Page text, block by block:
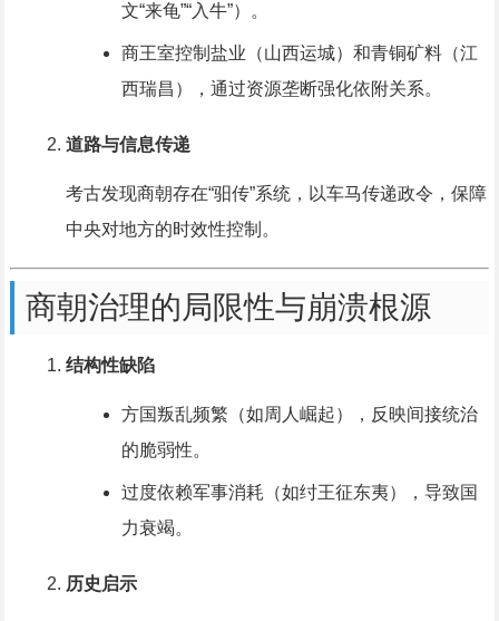
文“来龟”“入牛”）。
商王室控制盐业（山西运城）和青铜矿料（江
西瑞昌），通过资源垄断强化依附关系。
道路与信息传递
考古发现商朝存在“驲传”系统，以车马传递政令，保障
中央对地方的时效性控制。
商朝治理的局限性与崩溃根源
结构性缺陷
方国叛乱频繁（如周人崛起），反映间接统治
的脆弱性。
过度依赖军事消耗（如纣王征东夷），导致国
力衰竭。
历史启示